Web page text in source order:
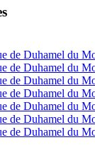
de Duhamel du
de Duhamel du
de Duhamel du
de Duhamel du
de Duhamel du
de Duhamel du
de Duhamel du